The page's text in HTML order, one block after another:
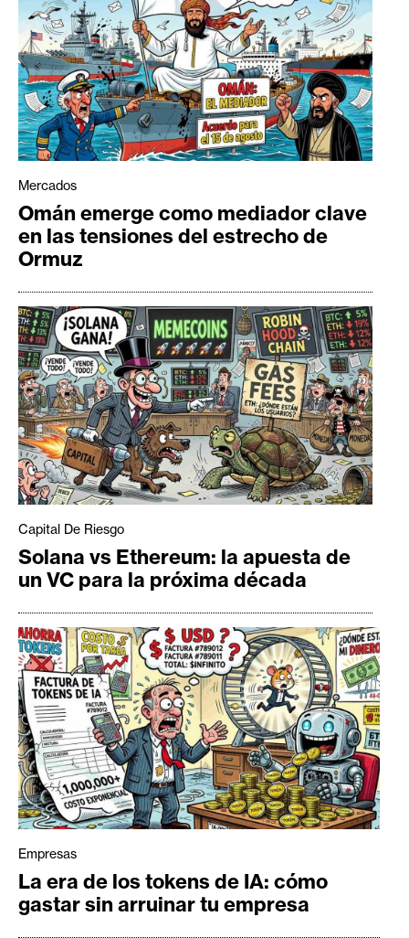
Mercados
Omán emerge como mediador clave
en las tensiones del estrecho de
Ormuz
Capital De Riesgo
Solana vs Ethereum: la apuesta de
un VC para la próxima década
Empresas
La era de los tokens de IA: cómo
gastar sin arruinar tu empresa